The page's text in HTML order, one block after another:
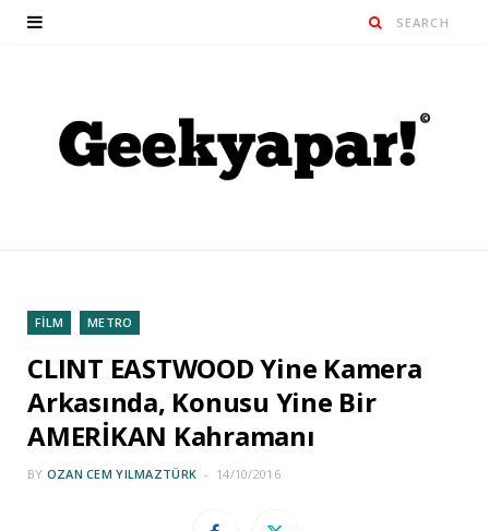
FİLM METRO
CLINT EASTWOOD Yine Kamera
Arkasında, Konusu Yine Bir
AMERİKAN Kahramanı
BY OZAN CEM YILMAZTÜRK 14/10/2016